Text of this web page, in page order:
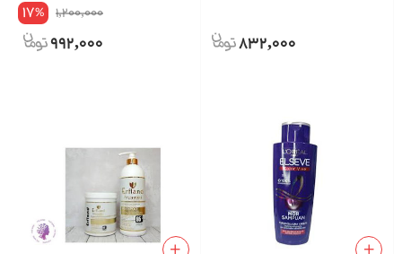
832,000
1,200,000
17%
992,000